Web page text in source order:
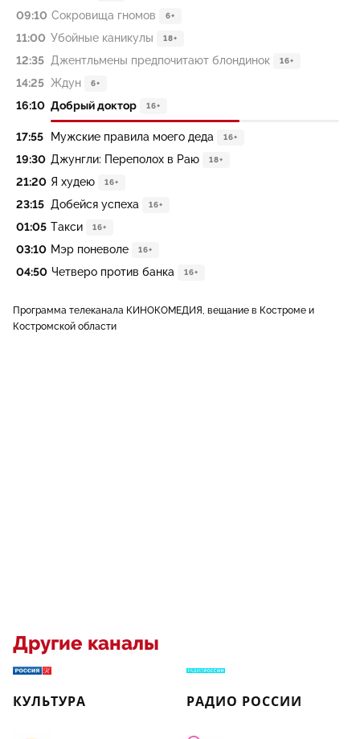
09:10 Сокровища гномов 6+
11:00 Убойные каникулы 18+
12:35 Джентльмены предпочитают блондинок 16+
14:25 Ждун 6+
16:10 Добрый доктор 16+
17:55 Мужские правила моего деда 16+
19:30 Джунгли: Переполох в Раю 18+
21:20 Я худею 16+
23:15 Добейся успеха 16+
01:05 Такси 16+
03:10 Мэр поневоле 16+
04:50 Четверо против банка 16+
Программа телеканала КИНОКОМЕДИЯ, вещание в Костроме и
Костромской области
Другие каналы
КУЛЬТУРА РАДИО РОССИИ